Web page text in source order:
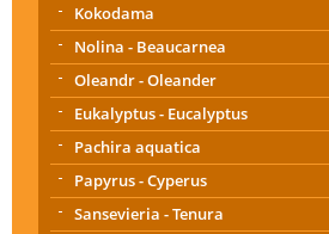
Kokodama
Nolina - Beaucarnea
Oleandr - Oleander
Eukalyptus - Eucalyptus
Pachira aquatica
Papyrus - Cyperus
Sansevieria - Tenura